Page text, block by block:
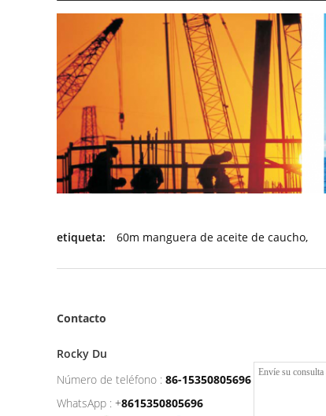
etiqueta: 60m manguera de aceite de caucho,
Contacto
Rocky Du
Número de teléfono : 86-15350805696
WhatsApp : +8615350805696